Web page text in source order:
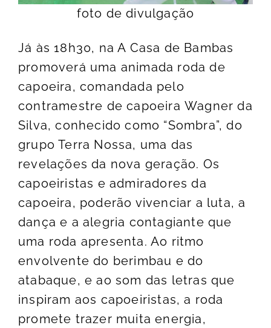
foto de divulgação
Já às 18h30, na A Casa de Bambas
promoverá uma animada roda de
capoeira, comandada pelo
contramestre de capoeira Wagner da
Silva, conhecido como “Sombra”, do
grupo Terra Nossa, uma das
revelações da nova geração. Os
capoeiristas e admiradores da
capoeira, poderão vivenciar a luta, a
dança e a alegria contagiante que
uma roda apresenta. Ao ritmo
envolvente do berimbau e do
atabaque, e ao som das letras que
inspiram aos capoeiristas, a roda
promete trazer muita energia,